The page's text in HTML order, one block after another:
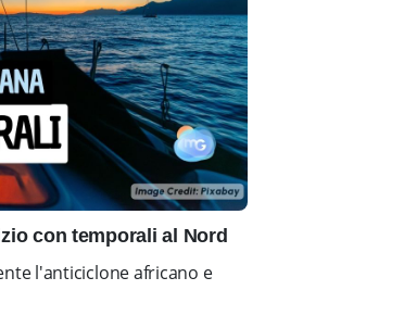
con temporali al Nord
l'anticiclone africano e